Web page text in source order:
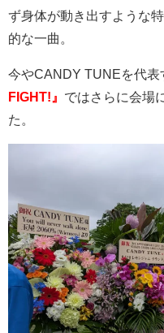
ず身体が動き出すような
的な一曲。
今やCANDY TUNEを代表
FIGHT!』 ではさらに会場
た。